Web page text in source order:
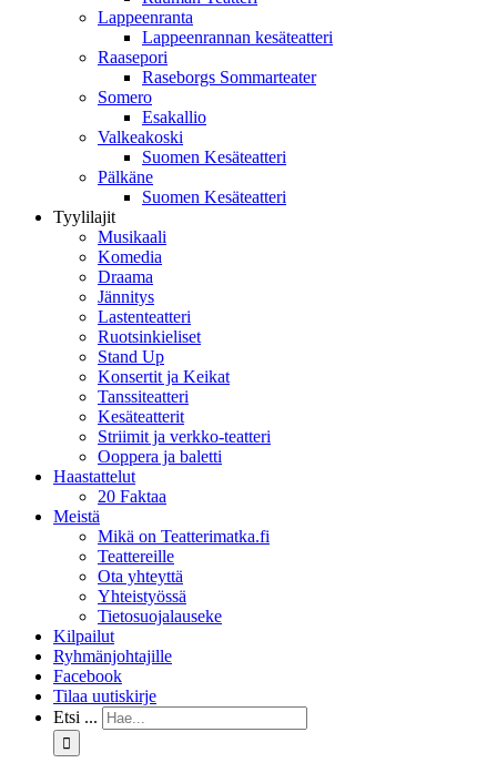
Lappeenranta
Lappeenrannan kesäteatteri
Raasepori
Raseborgs Sommarteater
Somero
Esakallio
Valkeakoski
Suomen Kesäteatteri
Pälkäne
Suomen Kesäteatteri
Tyylilajit
Musikaali
Komedia
Draama
Jännitys
Lastenteatteri
Ruotsinkieliset
Stand Up
Konsertit ja Keikat
Tanssiteatteri
Kesäteatterit
Striimit ja verkko-teatteri
Ooppera ja baletti
Haastattelut
20 Faktaa
Meistä
Mikä on Teatterimatka.fi
Teattereille
Ota yhteyttä
Yhteistyössä
Tietosuojalauseke
Kilpailut
Ryhmänjohtajille
Facebook
Tilaa uutiskirje
Etsi ...